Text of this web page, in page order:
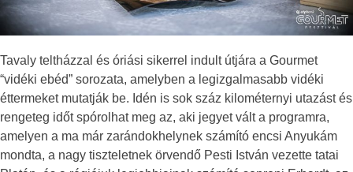
Tavaly teltházzal és óriási sikerrel indult útjára a Gourmet
“vidéki ebéd” sorozata, amelyben a legizgalmasabb vidéki
éttermeket mutatják be. Idén is sok száz kilométernyi utazást és
rengeteg időt spórolhat meg az, aki jegyet vált a programra,
amelyen a ma már zarándokhelynek számító encsi Anyukám
mondta, a nagy tiszteletnek örvendő Pesti István vezette tatai